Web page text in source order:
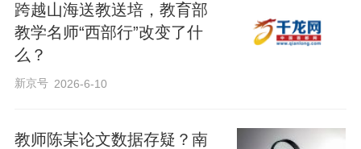
跨越山海送教送培，教育部
教学名师“西部行”改变了什
么？
新京号 2026-6-10
教师陈某论文数据存疑？南